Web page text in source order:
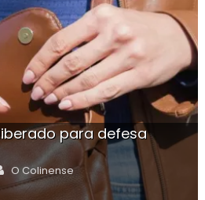
para defesa
Author
O Colinense